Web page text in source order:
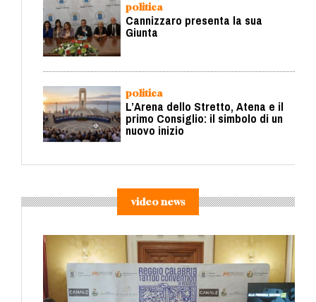
politica
Cannizzaro presenta la sua
Giunta
politica
L’Arena dello Stretto, Atena e il
primo Consiglio: il simbolo di un
nuovo inizio
video news